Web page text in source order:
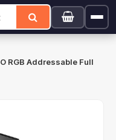
RGB Addressable Full